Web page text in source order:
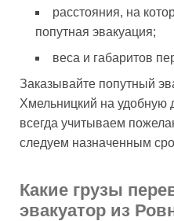
расстояния, на
попутная эвакуация;
веса и габаритов
Заказывайте попутный
Хмельницкий на
всегда учитываем
следуем назначенным
Какие грузы
эвакуатор из